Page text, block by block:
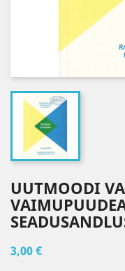
UUTMOODI
3,00 €